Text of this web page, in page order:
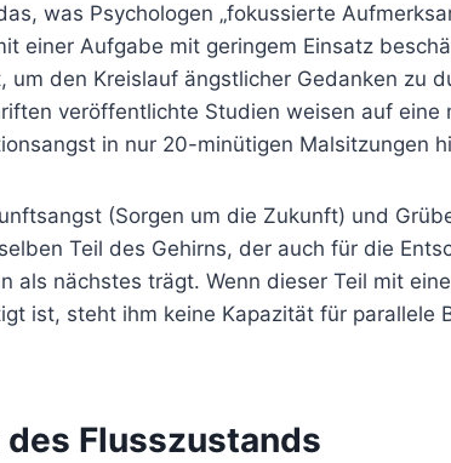
was Psychologen „fokussierte
einer Aufgabe mit geringem Einsatz
den Kreislauf ängstlicher Gedanken zu
veröffentlichte Studien weisen auf eine
in nur 20-minütigen Malsitzungen
(Sorgen um die Zukunft) und
Teil des Gehirns, der auch für die
als nächstes trägt. Wenn dieser Teil mit
ist, steht ihm keine Kapazität für parallele
Flusszustands